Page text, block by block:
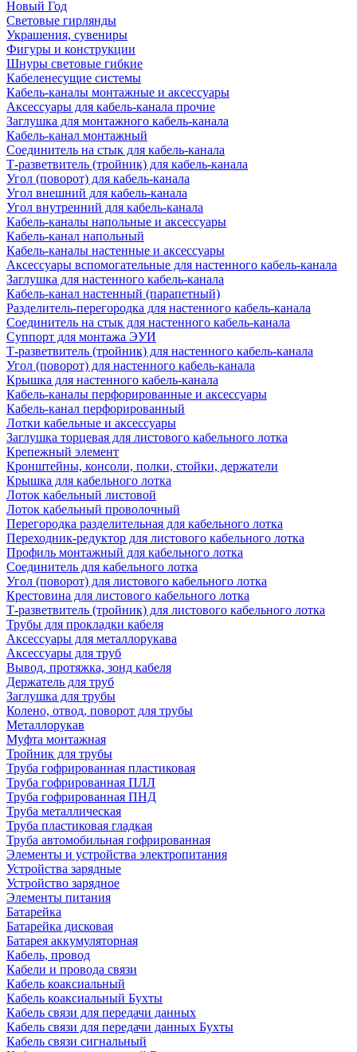
Новый Год
Световые гирлянды
Украшения, сувениры
Фигуры и конструкции
Шнуры световые гибкие
Кабеленесущие системы
Кабель-каналы монтажные и аксессуары
Аксессуары для кабель-канала прочие
Заглушка для монтажного кабель-канала
Кабель-канал монтажный
Соединитель на стык для кабель-канала
Т-разветвитель (тройник) для кабель-канала
Угол (поворот) для кабель-канала
Угол внешний для кабель-канала
Угол внутренний для кабель-канала
Кабель-каналы напольные и аксессуары
Кабель-канал напольный
Кабель-каналы настенные и аксессуары
Аксессуары вспомогательные для настенного кабель-канала
Заглушка для настенного кабель-канала
Кабель-канал настенный (парапетный)
Разделитель-перегородка для настенного кабель-канала
Соединитель на стык для настенного кабель-канала
Суппорт для монтажа ЭУИ
Т-разветвитель (тройник) для настенного кабель-канала
Угол (поворот) для настенного кабель-канала
Крышка для настенного кабель-канала
Кабель-каналы перфорированные и аксессуары
Кабель-канал перфорированный
Лотки кабельные и аксессуары
Заглушка торцевая для листового кабельного лотка
Крепежный элемент
Кронштейны, консоли, полки, стойки, держатели
Крышка для кабельного лотка
Лоток кабельный листовой
Лоток кабельный проволочный
Перегородка разделительная для кабельного лотка
Переходник-редуктор для листового кабельного лотка
Профиль монтажный для кабельного лотка
Соединитель для кабельного лотка
Угол (поворот) для листового кабельного лотка
Крестовина для листового кабельного лотка
Т-разветвитель (тройник) для листового кабельного лотка
Трубы для прокладки кабеля
Аксессуары для металлорукава
Аксессуары для труб
Вывод, протяжка, зонд кабеля
Держатель для труб
Заглушка для трубы
Колено, отвод, поворот для трубы
Металлорукав
Муфта монтажная
Тройник для трубы
Труба гофрированная пластиковая
Труба гофрированная ПЛЛ
Труба гофрированная ПНД
Труба металлическая
Труба пластиковая гладкая
Труба автомобильная гофрированная
Элементы и устройства электропитания
Устройства зарядные
Устройство зарядное
Элементы питания
Батарейка
Батарейка дисковая
Батарея аккумуляторная
Кабель, провод
Кабели и провода связи
Кабель коаксиальный
Кабель коаксиальный Бухты
Кабель связи для передачи данных
Кабель связи для передачи данных Бухты
Кабель связи сигнальный